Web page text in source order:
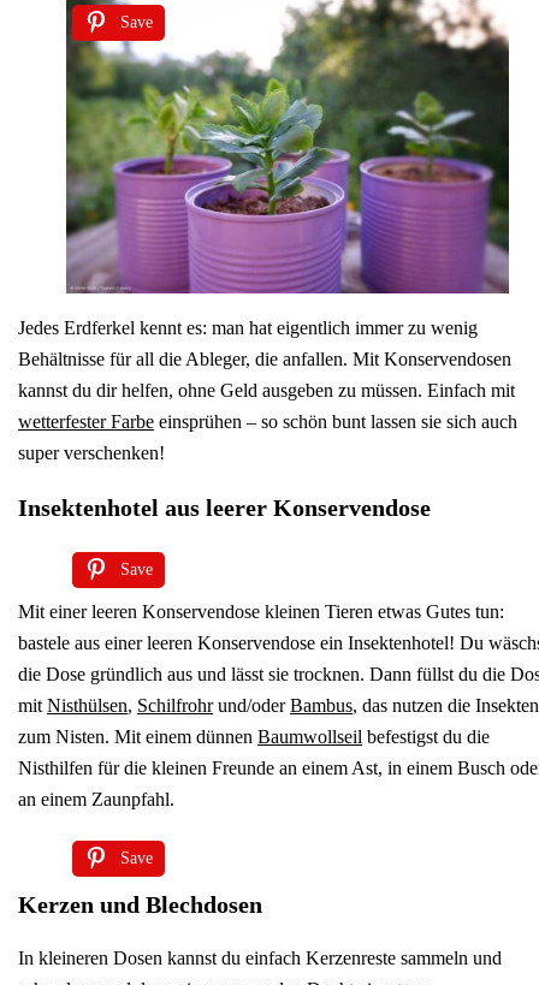
Save
Jedes Erdferkel kennt es: man hat eigentlich immer zu wenig
Behältnisse für all die Ableger, die anfallen. Mit Konservendosen
kannst du dir helfen, ohne Geld ausgeben zu müssen. Einfach mit
wetterfester Farbe einsprühen – so schön bunt lassen sie sich auch
super verschenken!
Insektenhotel aus leerer Konservendose
Save
Mit einer leeren Konservendose kleinen Tieren etwas Gutes tun:
bastele aus einer leeren Konservendose ein Insektenhotel! Du
die Dose gründlich aus und lässt sie trocknen. Dann füllst du die
mit Nisthülsen, Schilfrohrund/oderBambus, das nutzen die Insekten
zum Nisten. Mit einem dünnen Baumwollseil befestigst du die
Nisthilfen für die kleinen Freunde an einem Ast, in einem Busch
an einem Zaunpfahl.
Save
Kerzen und Blechdosen
In kleineren Dosen kannst du einfach Kerzenreste sammeln und